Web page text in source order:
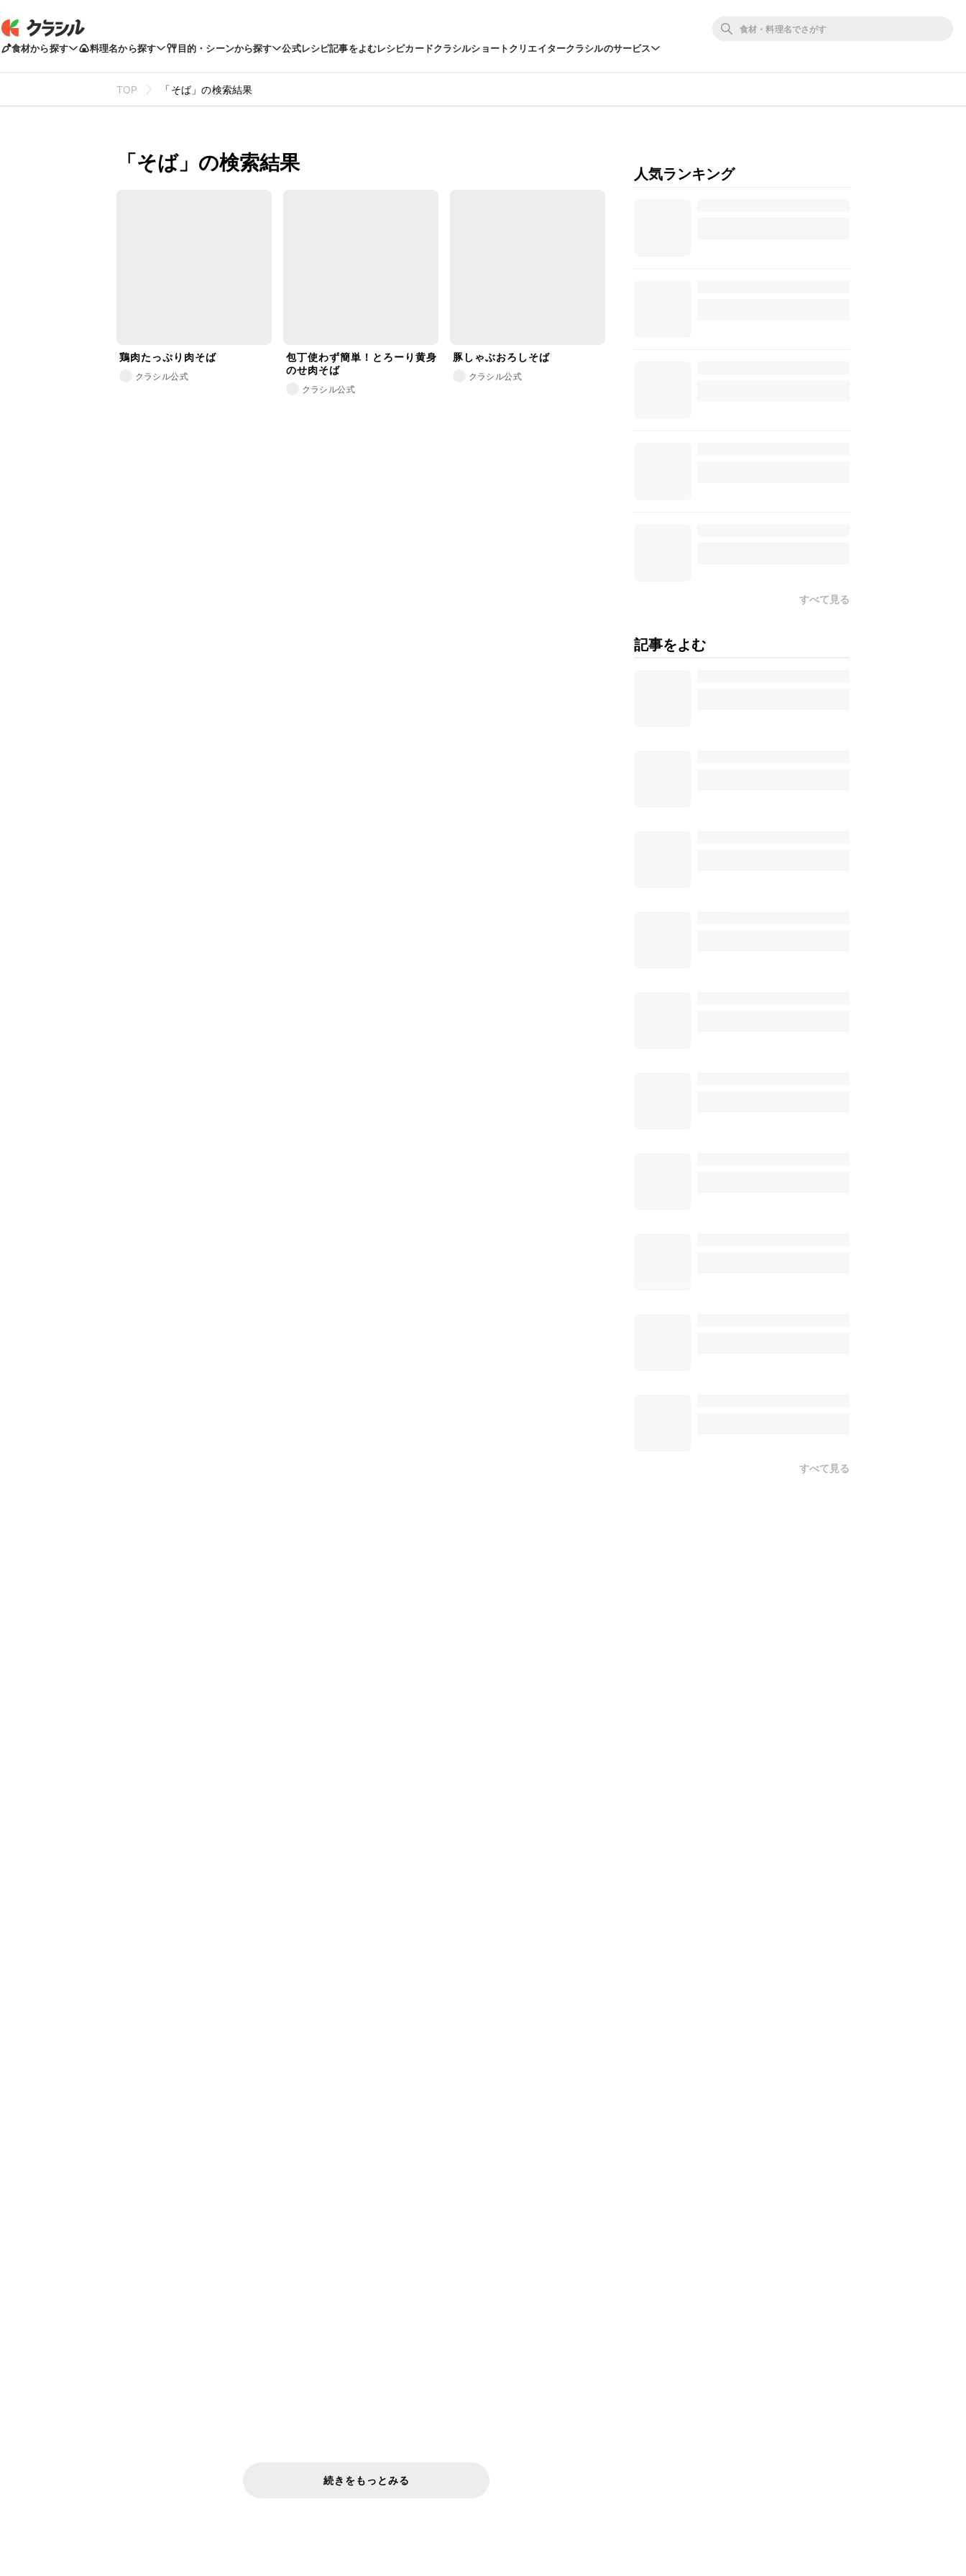
食材から探す 料理名から探す 目的・シーンから探す 公式レシピ記事をよむレシピカードクラシルショートクリエイタークラシルのサービス
TOP 「そば」の検索結果
「そば」の検索結果
鶏肉たっぷり肉そば
クラシル公式
包丁使わず簡単！とろーり黄身
のせ肉そば
クラシル公式
豚しゃぶおろしそば
クラシル公式
続きをもっとみる
人気ランキング
すべて見る
記事をよむ
すべて見る